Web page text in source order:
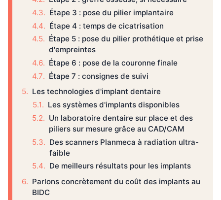
Étape 3 : pose du pilier implantaire
Étape 4 : temps de cicatrisation
Étape 5 : pose du pilier prothétique et prise
d'empreintes
Étape 6 : pose de la couronne finale
Étape 7 : consignes de suivi
Les technologies d'implant dentaire
Les systèmes d'implants disponibles
Un laboratoire dentaire sur place et des
piliers sur mesure grâce au CAD/CAM
Des scanners Planmeca à radiation ultra-
faible
De meilleurs résultats pour les implants
Parlons concrètement du coût des implants au
BIDC